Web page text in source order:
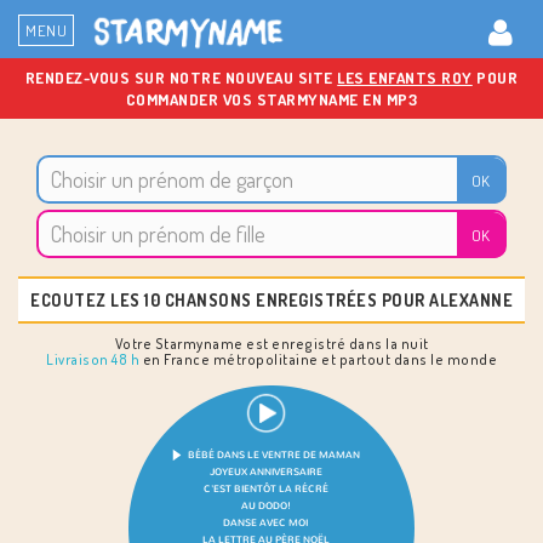
MENU
RENDEZ-VOUS SUR NOTRE NOUVEAU SITE LES ENFANTS ROY POUR
COMMANDER VOS STARMYNAME EN MP3
ECOUTEZ LES 10 CHANSONS ENREGISTRÉES POUR ALEXANNE
Votre Starmyname est enregistré dans la nuit
Livraison 48 h en France métropolitaine et partout dans le monde